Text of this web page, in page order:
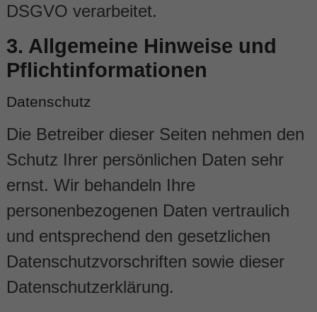
DSGVO verarbeitet.
3. Allgemeine Hinweise und
Pflicht­informationen
Datenschutz
Die Betreiber dieser Seiten nehmen den
Schutz Ihrer persönlichen Daten sehr
ernst. Wir behandeln Ihre
personenbezogenen Daten vertraulich
und entsprechend den gesetzlichen
Datenschutzvorschriften sowie dieser
Datenschutzerklärung.